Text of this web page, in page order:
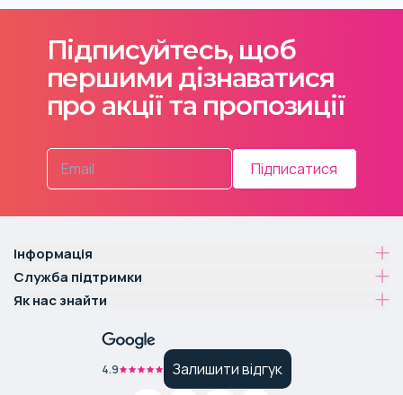
Підписуйтесь, щоб
першими дізнаватися
про акції та пропозиції
Підписатися
Інформація
Служба підтримки
Як нас знайти
4.9 Залишити відгук